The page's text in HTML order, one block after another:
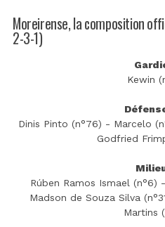
Moreirense, la composition
2-3-1)
Kewin
Dinis Pinto (n°76) - Marcelo
Godfried
Rúben Ramos Ismael
Madson de Souza Silva
Martins